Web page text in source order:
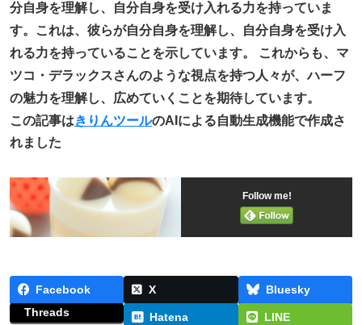
分自身を理解し、自分自身を受け入れる力を持っていま
す。これは、彼らが自分自身を理解し、自分自身を受け入
れる力を持っていることを示しています。 これからも、マ
ツコ・デラックスさんのような視点を持つ人々が、ハーフ
の魅力を理解し、広めていくことを期待しています。
この記事はきりんツールのAIによる自動生成機能で作成さ
れました
Follow me!
Facebook X
Bluesky
Threads
Hatena LINE